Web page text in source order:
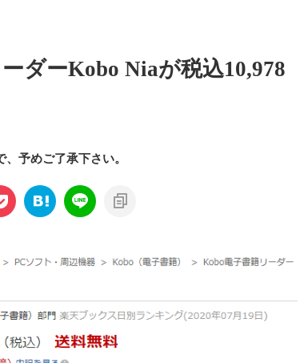
ダーKobo Niaが税込10,978
予めご了承下さい。